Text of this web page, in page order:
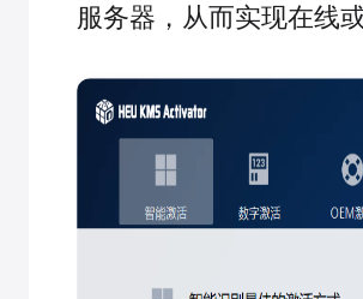
服务器，从而实现在线